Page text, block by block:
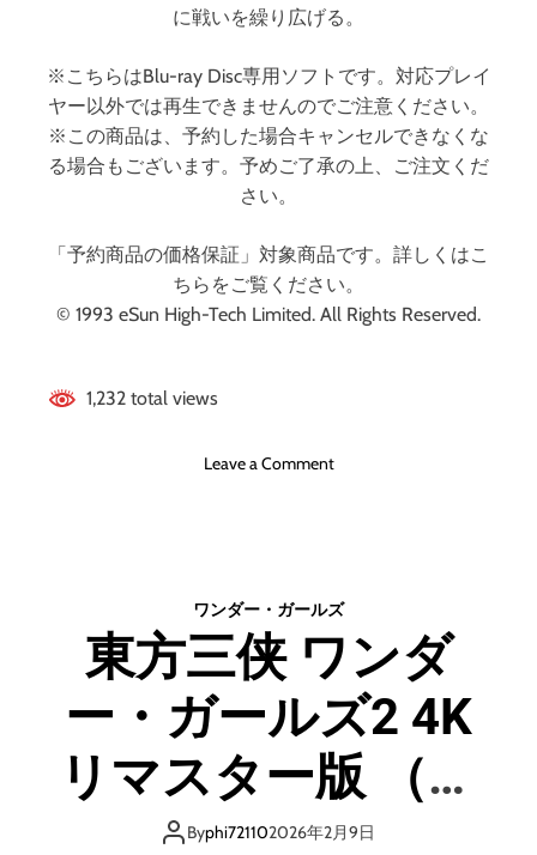
に戦いを繰り広げる。
※こちらはBlu-ray Disc専用ソフトです。対応プレイ
ヤー以外では再生できませんのでご注意ください。
※この商品は、予約した場合キャンセルできなくな
る場合もございます。予めご了承の上、ご注文くだ
さい。
「予約商品の価格保証」対象商品です。詳しくはこ
ちらをご覧ください。
© 1993 eSun High-Tech Limited. All Rights Reserved.
1,232 total views
Leave a Commento
ワ
ン
ダ
ー
・
ガ
ー
ル
ズ
ワンダー・ガールズ
東方三侠 ワンダ
ー・ガールズ2 4K
リマスター版 （ブ
ルーレイディス
Byphi721102026年2月9日